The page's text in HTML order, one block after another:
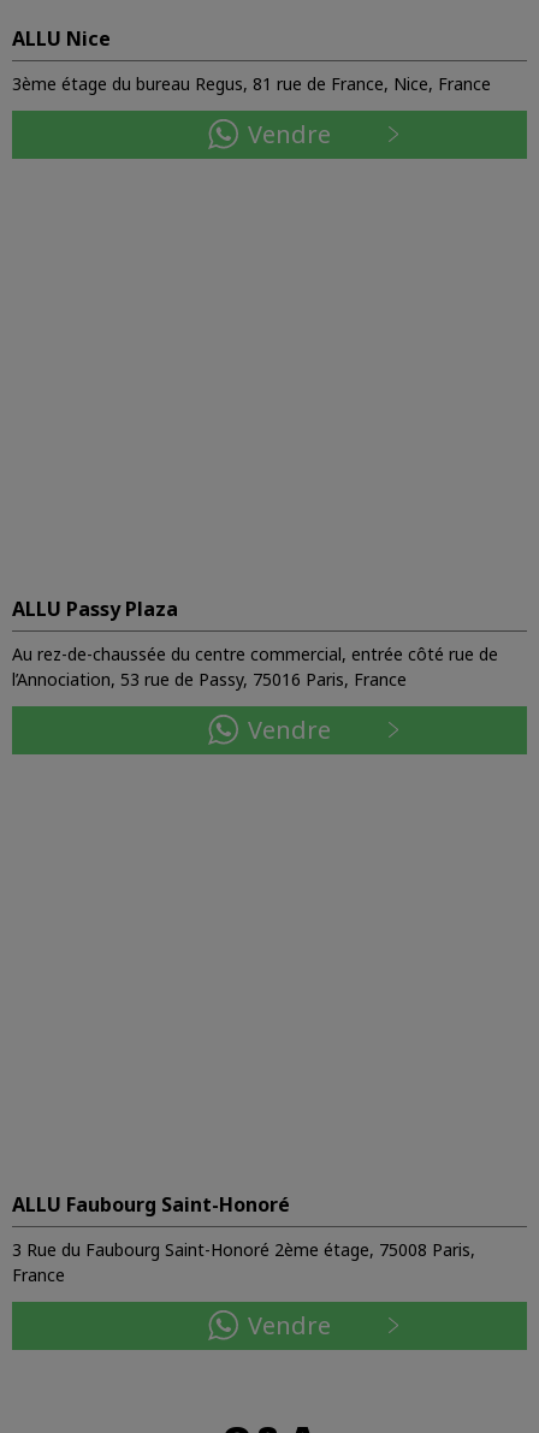
ALLU Nice
3ème étage du bureau Regus, 81 rue de France, Nice, France
Vendre
ALLU Passy Plaza
Au rez-de-chaussée du centre commercial, entrée côté rue de
l’Annociation, 53 rue de Passy, 75016 Paris, France
Vendre
ALLU Faubourg Saint-Honoré
3 Rue du Faubourg Saint-Honoré 2ème étage, 75008 Paris,
France
Vendre